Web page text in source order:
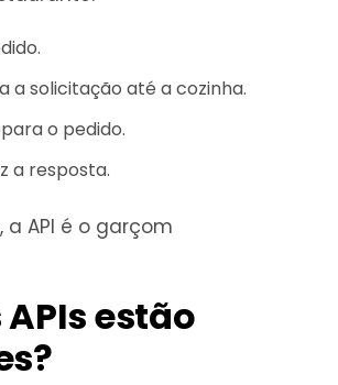
a solicitação até a cozinha.
o pedido.
a resposta.
a API é o garçom
estão